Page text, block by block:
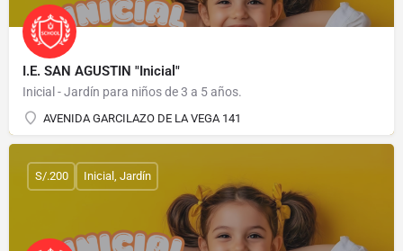
I.E. SAN AGUSTIN "Inicial"
Inicial - Jardín para niños de 3 a 5 años.
AVENIDA GARCILAZO DE LA VEGA 141
S/.200 Inicial, Jardín